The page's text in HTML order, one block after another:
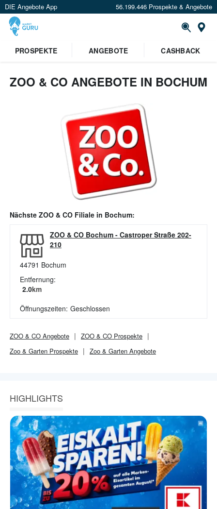
DIE Angebote App 56.199.446 Prospekte & Angebote
PROSPEKTE
ANGEBOTE CASHBACK
ZOO & CO ANGEBOTE IN BOCHUM
Nächste ZOO & CO Filiale in Bochum:
ZOO & CO Bochum - Castroper Straße 202-
210
44791 Bochum
Entfernung:
2.0km
Öffnungszeiten: Geschlossen
ZOO & CO Angebote ZOO & CO Prospekte
Zoo & Garten Prospekte Zoo & Garten Angebote
HIGHLIGHTS